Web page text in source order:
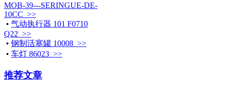
MOB-39---SERINGUE-DE-
10CC >>
• 气动执行器 101 F0710
Q22 >>
• 钢制活塞罐 10008 >>
• 车灯 86023 >>
推荐文章